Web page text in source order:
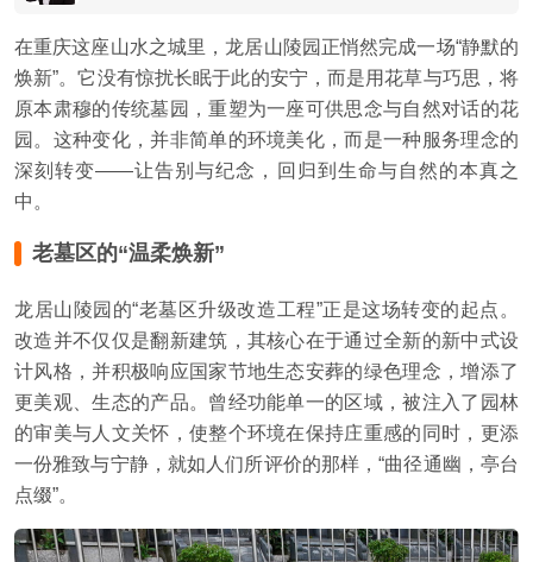
在重庆这座山水之城里，龙居山陵园正悄然完成一场“静默的
焕新”。它没有惊扰长眠于此的安宁，而是用花草与巧思，将
原本肃穆的传统墓园，重塑为一座可供思念与自然对话的花
园。这种变化，并非简单的环境美化，而是一种服务理念的
深刻转变——让告别与纪念，回归到生命与自然的本真之
中。
老墓区的“温柔焕新”
龙居山陵园的“老墓区升级改造工程”正是这场转变的起点。
改造并不仅仅是翻新建筑，其核心在于通过全新的新中式设
计风格，并积极响应国家节地生态安葬的绿色理念，增添了
更美观、生态的产品。曾经功能单一的区域，被注入了园林
的审美与人文关怀，使整个环境在保持庄重感的同时，更添
一份雅致与宁静，就如人们所评价的那样，“曲径通幽，亭台
点缀”。